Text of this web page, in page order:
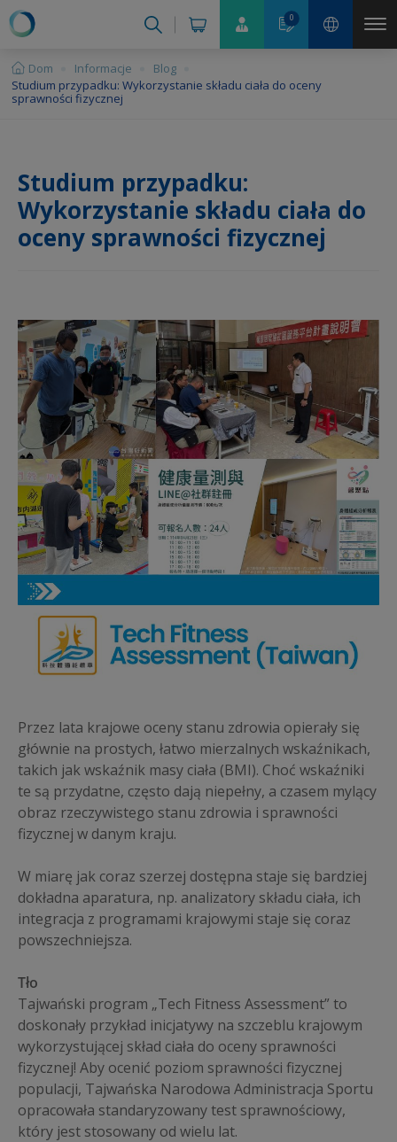
0
Dom Informacje
Blog
Studium przypadku: Wykorzystanie składu ciała do oceny
sprawności fizycznej
Studium przypadku:
Wykorzystanie składu ciała do
oceny sprawności fizycznej
Przez lata krajowe oceny stanu zdrowia opierały się
głównie na prostych, łatwo mierzalnych wskaźnikach,
takich jak wskaźnik masy ciała (BMI). Choć wskaźniki
te są przydatne, często dają niepełny, a czasem mylący
obraz rzeczywistego stanu zdrowia i sprawności
fizycznej w danym kraju.
W miarę jak coraz szerzej dostępna staje się bardziej
dokładna aparatura, np. analizatory składu ciała, ich
integracja z programami krajowymi staje się coraz
powszechniejsza.
Tło
Tajwański program „Tech Fitness Assessment” to
doskonały przykład inicjatywy na szczeblu krajowym
wykorzystującej skład ciała do oceny sprawności
fizycznej! Aby ocenić poziom sprawności fizycznej
populacji, Tajwańska Narodowa Administracja Sportu
opracowała standaryzowany test sprawnościowy,
który jest stosowany od wielu lat.
Panel zarządzania plikami cookies